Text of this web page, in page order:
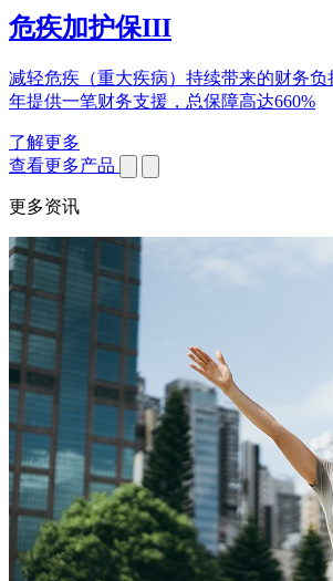
危疾加护保III
减轻危疾（重大疾病）持续带来的财务
年提供一笔财务支援，总保障高达660%
了解更多
查看更多产品
更多资讯